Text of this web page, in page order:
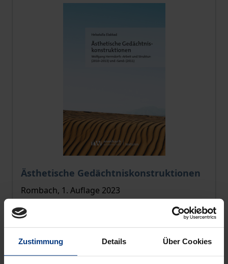
Zustimmung Details Über Cookies
Ästhetische Gedächtniskonstruktionen
Der Preis dieses Titels richtet sich nach der
Rombach, 1. Auflage 2023
54,00 €
inkl. MwSt.
Zur Auswahl